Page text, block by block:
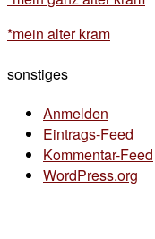
*mein alter kram
sonstiges
Anmelden
Eintrags-Feed
Kommentar-Feed
WordPress.org